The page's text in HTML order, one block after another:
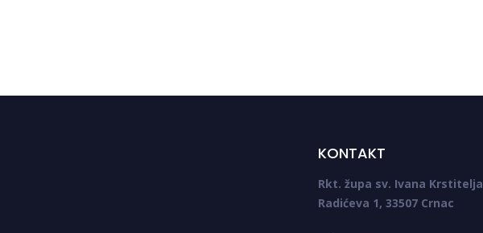
KONTAKT
Rkt. župa sv. Ivana Krstitelja
Radićeva 1, 33507 Crnac